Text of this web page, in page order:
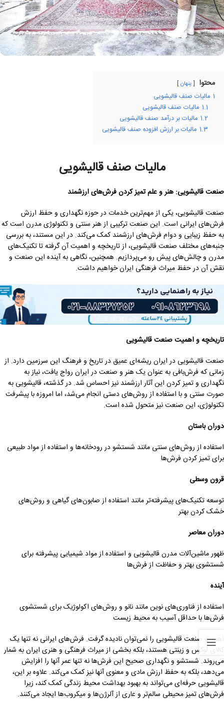
محتوا پنهان
1 مالیات صنف قالیشویی
1.1 مالیات صنف قالیشویی
1.2 مالیات بر درآمد صنف قالیشویی
1.3 مالیات بر ارزش افزوده صنف قالیشویی
مالیات صنف قالیشویی
صنعت قالیشویی: هنر و علم تمیز کردن فرش‌های ارزشمند
صنعت قالیشویی، یکی از مهم‌ترین خدمات در حوزه نگهداری و حفظ ارزش
فرش‌های ایرانی است. این صنعت ترکیبی از هنر سنتی و تکنولوژی مدرن است که
به حفظ زیبایی و دوام فرش‌های ارزشمند کمک می‌کند. در این مستند، به بررسی
جنبه‌های مختلف صنعت قالیشویی، از تاریخچه و اهمیت آن گرفته تا تکنیک‌های
مدرن و چالش‌های پیش رو می‌پردازیم. همچنین، نگاهی به آینده این صنعت و
نقش آن در حفظ میراث فرهنگی ایران خواهیم داشت.
تاریخچه و اهمیت صنعت قالیشویی
صنعت قالیشویی در ایران ریشه‌ای عمیق در تاریخ و فرهنگ این سرزمین دارد. از
زمانی که فرش‌بافی به عنوان یک هنر و صنعت در ایران رواج یافت، نیاز به
نگهداری و تمیز کردن این آثار ارزشمند نیز احساس شد. در گذشته، قالیشویی به
صورت سنتی و با استفاده از روش‌های دستی انجام می‌شد، اما امروزه با پیشرفت
تکنولوژی، این صنعت نیز متحول شده است.
دوران باستان
استفاده از روش‌های سنتی مانند شستشو در رودخانه‌ها و استفاده از مواد طبیعی
برای تمیز کردن فرش‌ها
قرون وسطی
توسعه تکنیک‌های پیشرفته‌تر مانند استفاده از صابون‌های گیاهی و روش‌های
خشک کردن بهتر
دوران معاصر
ظهور ماشین‌آلات مدرن قالیشویی و استفاده از مواد شیمیایی پیشرفته برای
شستشوی بهتر و حفاظت از فرش‌ها
آینده
استفاده از فناوری‌های نوین مانند نانو و روش‌های اکولوژیک برای شستشوی
فرش‌ها با حداقل آسیب به محیط زیست
اهمیت صنعت قالیشویی را نمی‌توان نادیده گرفت. فرش‌های ایرانی نه تنها یک
کالای لوکس و زینتی هستند، بلکه بخشی از میراث فرهنگی و هنری ایران به شمار
می‌روند. شستشو و نگهداری صحیح این فرش‌ها نه تنها عمر آنها را افزایش
می‌دهد، بلکه به حفظ ارزش مادی و معنوی آنها نیز کمک می‌کند. علاوه بر این،
قالیشویی حرفه‌ای می‌تواند به بهبود بهداشت محیط زندگی کمک کند، زیرا
فرش‌های تمیز محیطی سالم‌تر و عاری از آلرژن‌ها و میکروب‌ها ایجاد می‌کنند.